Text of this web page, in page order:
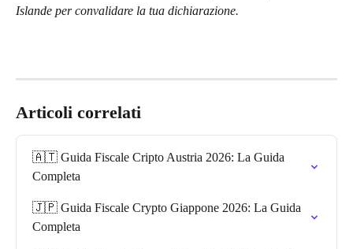
Islande per convalidare la tua dichiarazione.
Articoli correlati
🇦🇹 Guida Fiscale Cripto Austria 2026: La Guida
Completa
🇯🇵 Guida Fiscale Crypto Giappone 2026: La Guida
Completa